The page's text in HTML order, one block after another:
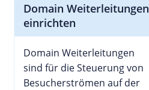
Domain Weiterleitungen
einrichten
Domain Weiterleitungen
sind für die Steuerung von
Besucherströmen auf der